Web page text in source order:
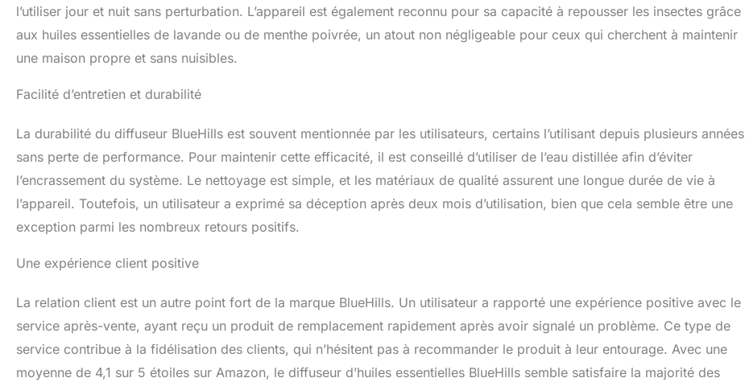
l'université. Enfin, quelque chose qu'ils utiliseront
l’utiliser jour et nuit sans perturbation. L’appareil est également reconnu pour sa capacité à repousser les insectes grâce
aux huiles essentielles de lavande ou de menthe poivrée, un atout non négligeable pour ceux qui cherchent à maintenir
une maison propre et sans nuisibles.
Facilité d’entretien et durabilité
La durabilité du diffuseur BlueHills est souvent mentionnée par les utilisateurs, certains l’utilisant depuis plusieurs années
sans perte de performance. Pour maintenir cette efficacité, il est conseillé d’utiliser de l’eau distillée afin d’éviter
l’encrassement du système. Le nettoyage est simple, et les matériaux de qualité assurent une longue durée de vie à
l’appareil. Toutefois, un utilisateur a exprimé sa déception après deux mois d’utilisation, bien que cela semble être une
exception parmi les nombreux retours positifs.
Une expérience client positive
La relation client est un autre point fort de la marque BlueHills. Un utilisateur a rapporté une expérience positive avec le
service après-vente, ayant reçu un produit de remplacement rapidement après avoir signalé un problème. Ce type de
service contribue à la fidélisation des clients, qui n’hésitent pas à recommander le produit à leur entourage. Avec une
moyenne de 4,1 sur 5 étoiles sur Amazon, le diffuseur d’huiles essentielles BlueHills semble satisfaire la majorité des